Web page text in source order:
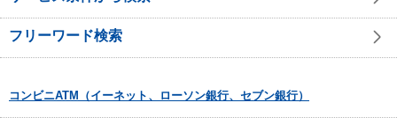
フリーワード検索
コンビニATM（イーネット、ローソン銀行、セブン銀行）